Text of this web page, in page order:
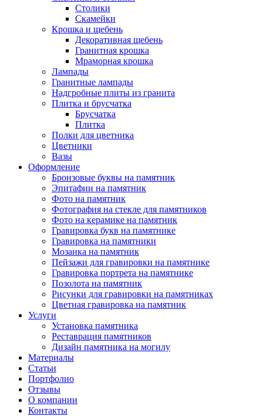
Столики
Скамейки
Крошка и щебень
Декоративная щебень
Гранитная крошка
Мраморная крошка
Лампады
Гранитные лампады
Надгробные плиты из гранита
Плитка и брусчатка
Брусчатка
Плитка
Полки для цветника
Цветники
Вазы
Оформление
Бронзовые буквы на памятник
Эпитафии на памятник
Фото на памятник
Фотография на стекле для памятников
Фото на керамике на памятник
Гравировка букв на памятнике
Гравировка на памятники
Мозаика на памятник
Пейзажи для гравировки на памятнике
Гравировка портрета на памятнике
Позолота на памятник
Рисунки для гравировки на памятниках
Цветная гравировка на памятник
Услуги
Установка памятника
Реставрация памятников
Дизайн памятника на могилу
Материалы
Статьи
Портфолио
Отзывы
О компании
Контакты